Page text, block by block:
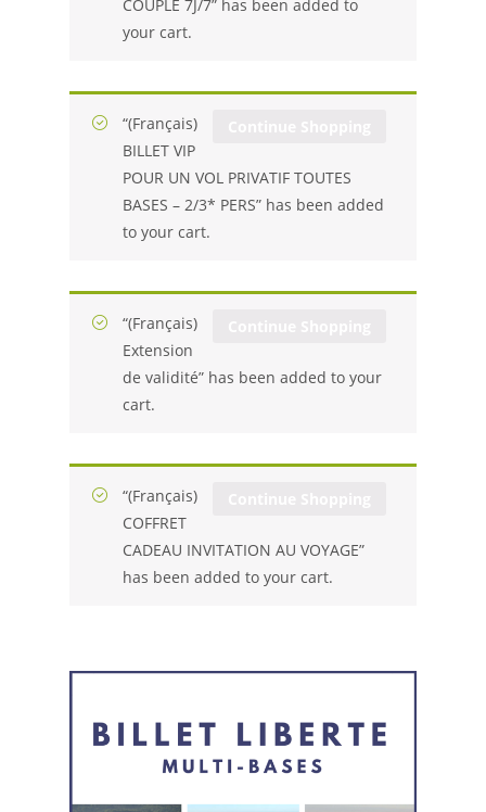
COUPLE 7J/7” has been added to
your cart.
“(Français)
BILLET VIP
POUR UN VOL PRIVATIF TOUTES
BASES – 2/3* PERS” has been added
to your cart.
“(Français)
Extension
de validité” has been added to your
cart.
“(Français)
COFFRET
CADEAU INVITATION AU VOYAGE”
has been added to your cart.